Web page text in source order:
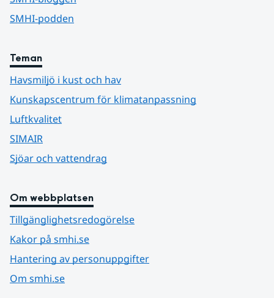
SMHI-podden
Teman
Havsmiljö i kust och hav
Kunskapscentrum för klimatanpassning
Luftkvalitet
SIMAIR
Sjöar och vattendrag
Om webbplatsen
Tillgänglighetsredogörelse
Kakor på smhi.se
Hantering av personuppgifter
Om smhi.se